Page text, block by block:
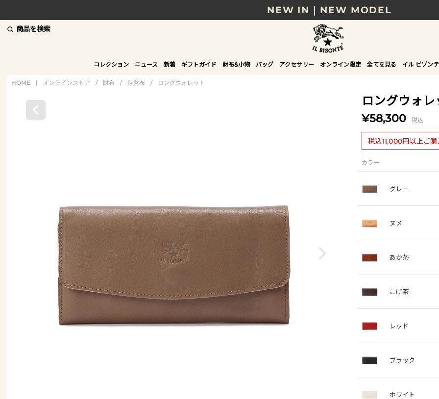
NEW IN｜NEW MODEL
8/17(月)10時まで｜税込11,000円以上で送料無
贈る相手やシーンから選べる、新しいギフトガ
NEW IN｜COLOR LEATHER
商品を検索
コレクション ニュース 新着 ギフトガイド 財布&小物 バッグ アクセサリー オンライン限定 全てを見る イル ビゾン
HOME | オンラインストア / 財布 / 長財布 / ロングウォレット
ロングウォ
¥58,300 税込
税込11,000円以上ご
カラー
グレー
ヌメ
あか茶
こげ茶
レッド
ブラック
ホワイト